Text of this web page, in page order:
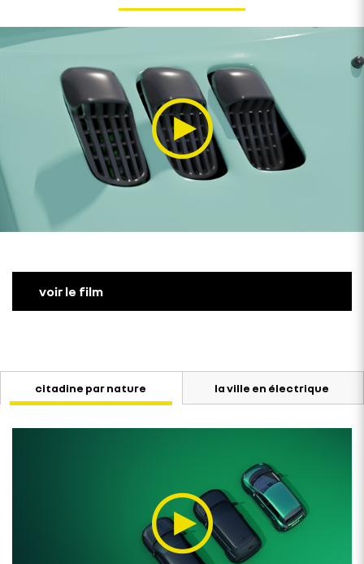
voir le film
citadine par nature la ville en électrique